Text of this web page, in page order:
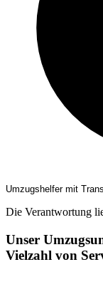
Umzugshelfer mit
Die Verantwortung
Unser
Vielzahl von